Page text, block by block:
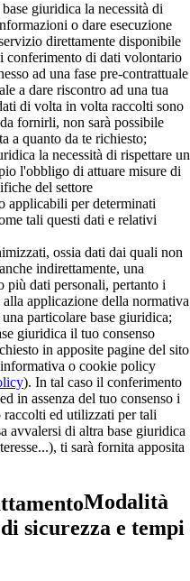
giuridica la necessità di
o dare esecuzione
direttamente disponibile
conferimento di dati volontario
ad una fase pre-contrattuale
a dare riscontro ad una tua
di volta in volta raccolti sono
fornirli, non sarà possibile
a quanto da te richiesto;
la necessità di rispettare un
l'obbligo di attuare misure di
del settore
applicabili per determinati
tali questi dati e relativi
ossia dati dai quali non
indirettamente, una
più dati personali, pertanto i
applicazione della normativa
particolare base giuridica;
giuridica il tuo consenso
in apposite pagine del sito
o cookie policy
). In tal caso il conferimento
in assenza del tuo consenso i
ed utilizzati per tali
avvalersi di altra base giuridica
ti sarà fornita apposita
Modalità
sicurezza e tempi